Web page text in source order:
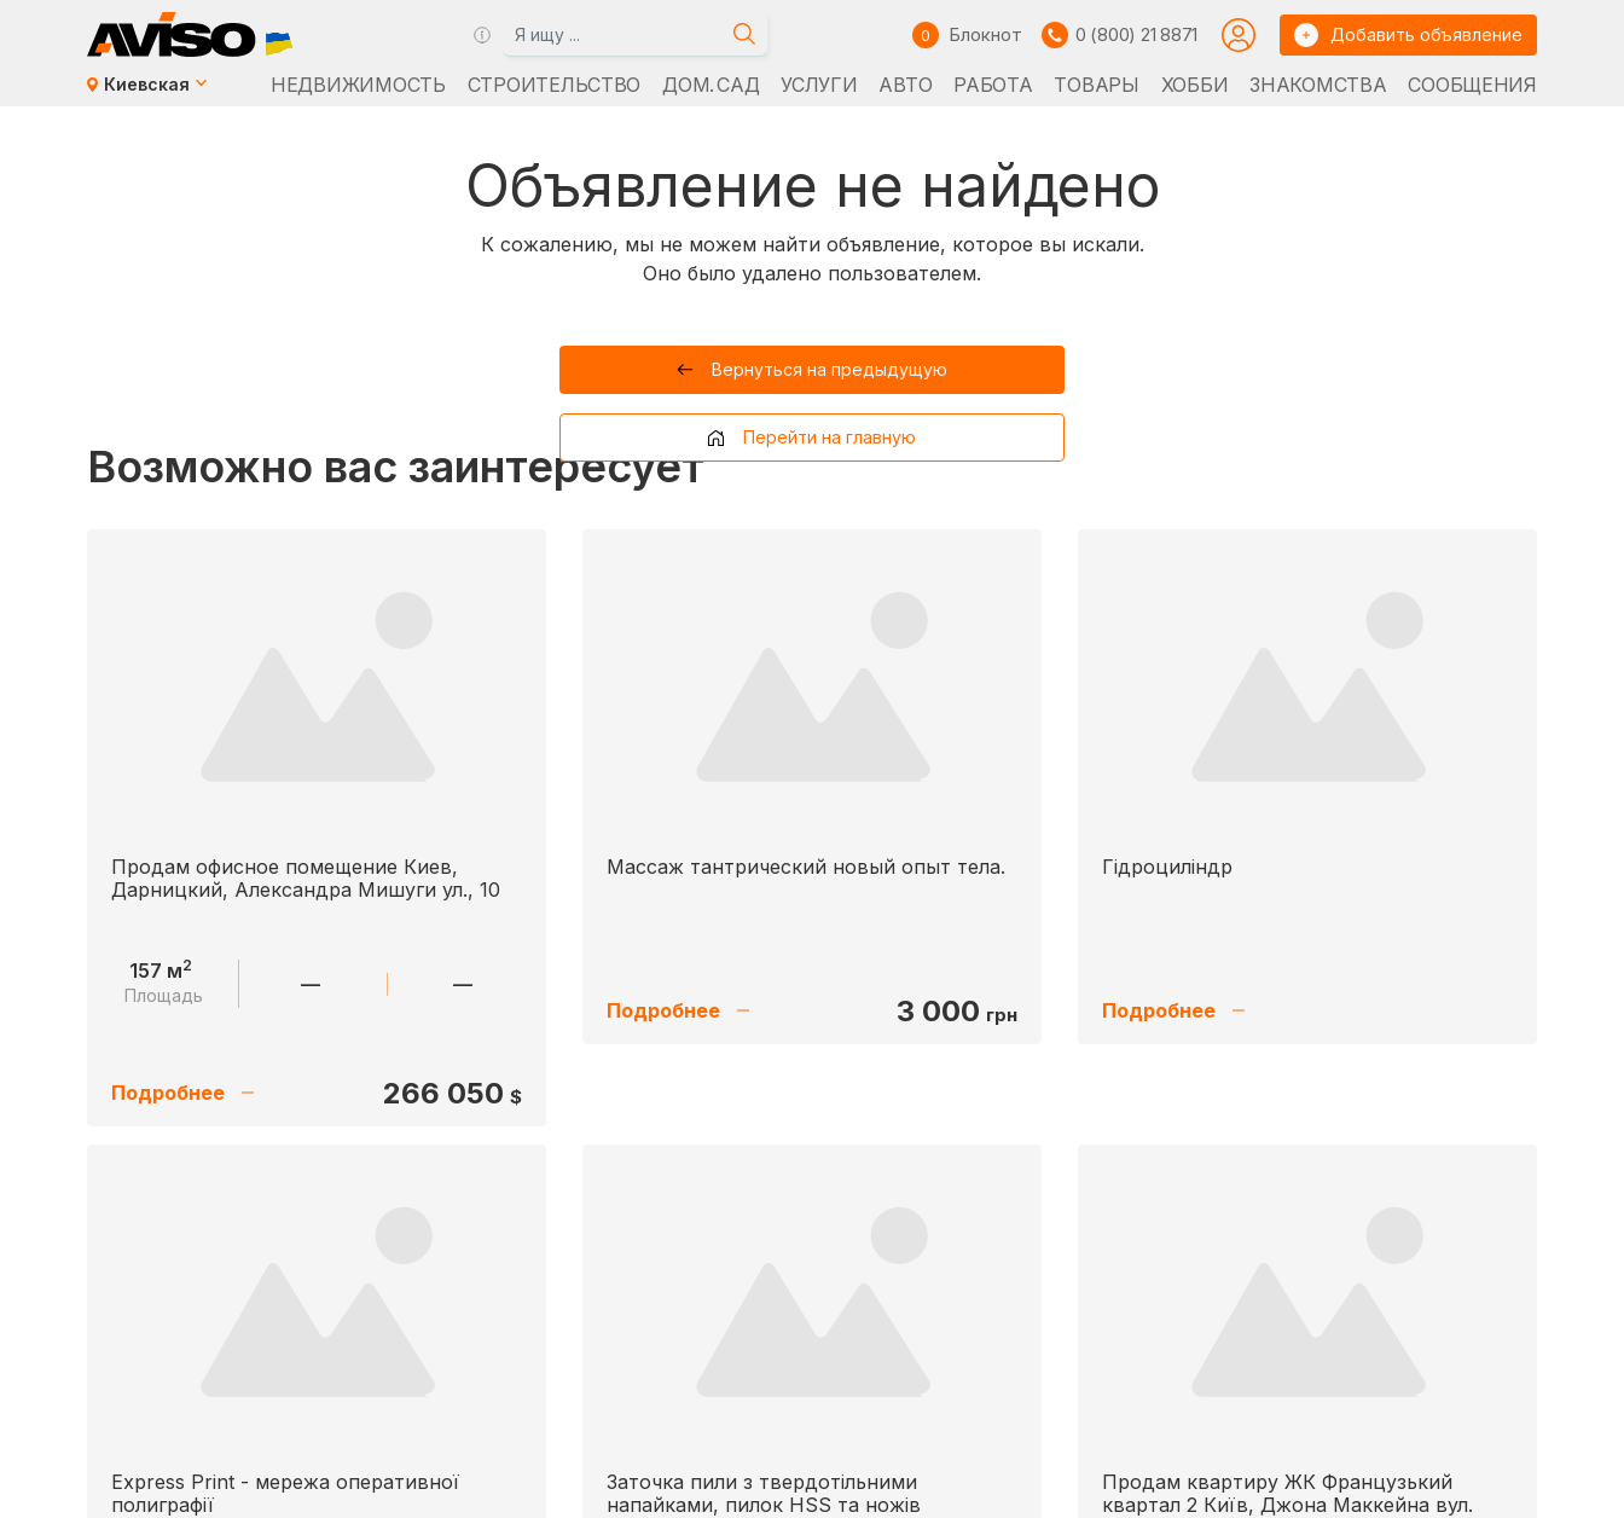
0 Блокнот 0 (800) 21 8871 Добавить объявление
Киевская НЕДВИЖИМОСТЬ СТРОИТЕЛЬСТВО ДОМ. САД УСЛУГИ АВТО РАБОТА ТОВАРЫ ХОББИ ЗНАКОМСТВА СООБЩЕНИЯ
Объявление не найдено
К сожалению, мы не можем найти объявление, которое вы искали.
Оно было удалено пользователем.
Вернуться на предыдущую
Перейти на главную
Возможно вас заинтересует
Продам офисное помещение Киев,
Дарницкий, Александра Мишуги ул., 10
157 м2
Площадь — —
Подробнее 266 050 $
Массаж тантрический новый опыт тела.
Подробнее 3 000 грн
Гідроциліндр
Подробнее
Express Print - мережа оперативної
полиграфії
Заточка пили з твердотільними
напайками, пилок HSS та ножів
Продам квартиру ЖК Французький
квартал 2 Київ, Джона Маккейна вул.